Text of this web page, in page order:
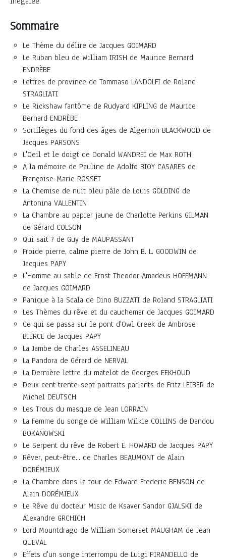
Sommaire
Le Thème du délire de Jacques GOIMARD
Le Ruban bleu de William IRISH de Maurice Bernard
ENDRÈBE
Lettres de province de Tommaso LANDOLFI de Roland
STRAGLIATI
Le Rickshaw fantôme de Rudyard KIPLING de Maurice
Bernard ENDRÈBE
Sortilèges du fond des âges de Algernon BLACKWOOD de
Jacques PARSONS
L'Oeil et le doigt de Donald WANDREI de Max ROTH
A la mémoire de Pauline de Adolfo BIOY CASARES de
Françoise-Marie ROSSET
La Chemise de nuit bleu pâle de Louis GOLDING de
Antonina VALLENTIN
La Chambre au papier jaune de Charlotte Perkins GILMAN
de Gérard COLSON
Qui sait ? de Guy de MAUPASSANT
Froide pierre, calme pierre de John B. L. GOODWIN de
Jacques PAPY
L'Homme au sable de Ernst Theodor Amadeus HOFFMANN
de Jacques GOIMARD
Panique à la Scala de Dino BUZZATI de Roland STRAGLIATI
Les Thèmes du rêve et du cauchemar de Jacques GOIMARD
Ce qui se passa sur le pont d'Owl Creek de Ambrose
BIERCE de Jacques PAPY
La Jambe de Charles ASSELINEAU
La Pandora de Gérard de NERVAL
La Dernière lettre du matelot de Georges EEKHOUD
Deux cent trente-sept portraits parlants de Fritz LEIBER de
Michel DEUTSCH
Les Trous du masque de Jean LORRAIN
La Femme du songe de William Wilkie COLLINS de Dandou
BOKANOWSKI
Le Serpent du rêve de Robert E. HOWARD de Jacques PAPY
Rêver, peut-être... de Charles BEAUMONT de Alain
DORÉMIEUX
La Chambre dans la tour de Edward Frederic BENSON de
Alain DORÉMIEUX
Le Rêve du docteur Misic de Ksaver Sandor GJALSKI de
Alexandre GRCHICH
Lord Mountdrago de William Somerset MAUGHAM de Jean
QUEVAL
Effets d'un songe interrompu de Luigi PIRANDELLO de